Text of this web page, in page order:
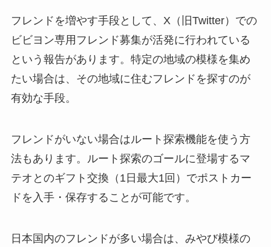
フレンドを増やす手段として、X（旧Twitter）での
ビビヨン専用フレンド募集が活発に行われている
という報告があります。特定の地域の模様を集め
たい場合は、その地域に住むフレンドを探すのが
有効な手段。
フレンドがいない場合はルート探索機能を使う方
法もあります。ルート探索のゴールに登場するマ
テオとのギフト交換（1日最大1回）でポストカー
ドを入手・保存することが可能です。
日本国内のフレンドが多い場合は、みやび模様の